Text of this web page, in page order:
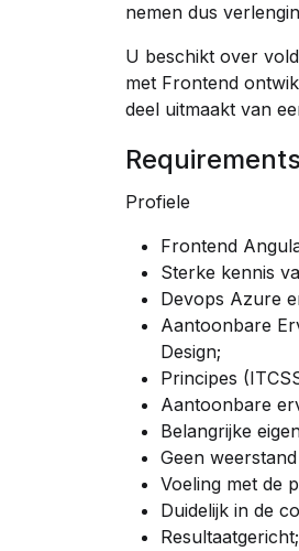
nemen dus
U beschikt over
met Frontend
deel uitmaakt van
Requirements
Profiele
Frontend
Sterke kennis
Devops Azure
Aantoonbare
Design;
Principes
Aantoonbare
Belangrijke
Geen
Voeling met de
Duidelijk in de
Resultaatgericht;